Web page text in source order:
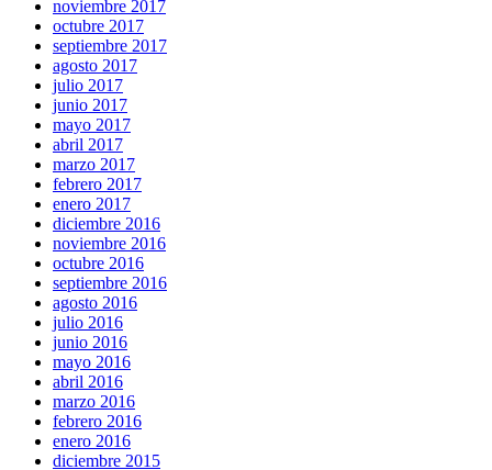
noviembre 2017
octubre 2017
septiembre 2017
agosto 2017
julio 2017
junio 2017
mayo 2017
abril 2017
marzo 2017
febrero 2017
enero 2017
diciembre 2016
noviembre 2016
octubre 2016
septiembre 2016
agosto 2016
julio 2016
junio 2016
mayo 2016
abril 2016
marzo 2016
febrero 2016
enero 2016
diciembre 2015